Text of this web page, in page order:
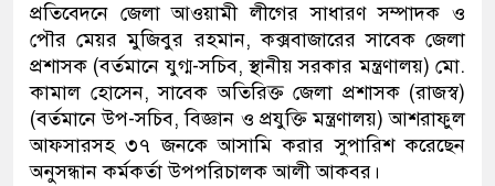
প্রতিবেদনে জেলা আওয়ামী লীগের সাধারণ সম্পাদক ও
পৌর মেয়র মুজিবুর রহমান, কক্সবাজারের সাবেক জেলা
প্রশাসক (বর্তমানে যুগ্ম-সচিব, স্থানীয় সরকার মন্ত্রণালয়) মো.
কামাল হোসেন, সাবেক অতিরিক্ত জেলা প্রশাসক (রাজস্ব)
(বর্তমানে উপ-সচিব, বিজ্ঞান ও প্রযুক্তি মন্ত্রণালয়) আশরাফুল
আফসারসহ ৩৭ জনকে আসামি করার সুপারিশ করেছেন
অনুসন্ধান কর্মকর্তা উপপরিচালক আলী আকবর।